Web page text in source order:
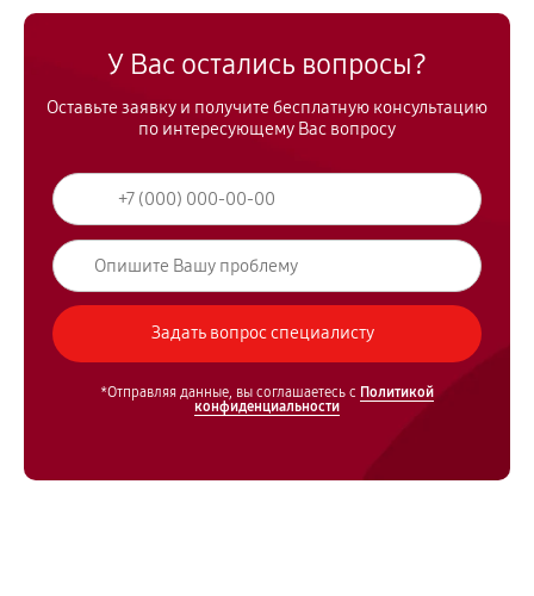
У Вас остались вопросы?
Оставьте заявку и получите бесплатную консультацию
по интересующему Вас вопросу
*Отправляя данные, вы соглашаетесь с Политикой
конфиденциальности